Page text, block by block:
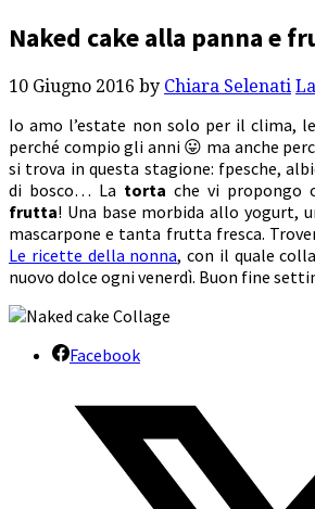
Naked cake alla panna e
10 Giugno 2016 by Chiara Selenati
Io amo l’estate non solo per il clima,
perché compio gli anni 😛 ma anche
si trova in questa stagione: fpesche,
di bosco… La torta che vi propongo
frutta! Una base morbida allo yogurt,
mascarpone e tanta frutta fresca.
Le ricette della nonna, con il quale
nuovo dolce ogni venerdì. Buon fine
Facebook